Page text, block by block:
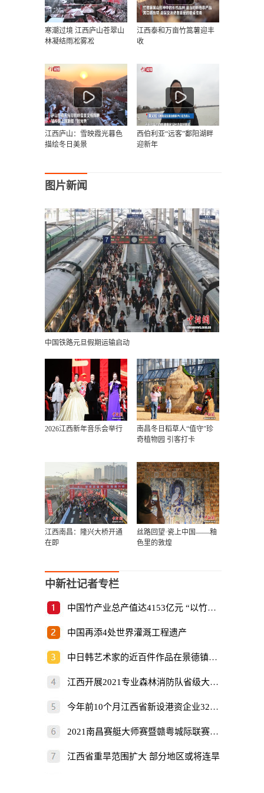
寒潮过境 江西庐山苍翠山
林凝结雨凇雾凇
江西泰和万亩竹篙薯迎丰
收
江西庐山：雪映霞光暮色
描绘冬日美景
西伯利亚“远客”鄱阳湖畔
迎新年
图片新闻
中国铁路元旦假期运输启动
2026江西新年音乐会举行
南昌冬日稻草人“值守”珍
奇植物园 引客打卡
江西南昌：隆兴大桥开通
在即
丝路回望·瓷上中国——釉
色里的敦煌
中新社记者专栏
中国竹产业总产值达4153亿元 “以竹代塑”倡
中国再添4处世界灌溉工程遗产
中日韩艺术家的近百件作品在景德镇展出
江西开展2021专业森林消防队省级大比武
今年前10个月江西省新设港资企业325家
2021南昌赛艇大师赛暨赣粤城际联赛开赛
江西省重旱范围扩大 部分地区或将连旱